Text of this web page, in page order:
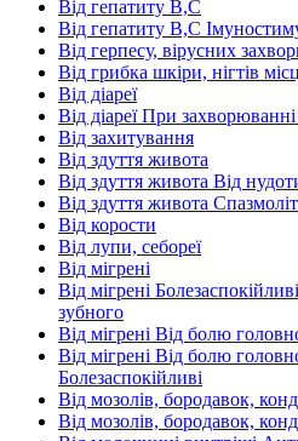
Від гепатиту В,С
Від гепатиту В,С
Від герпесу, вірусних
Від грибка шкіри, нігтів
Від діареї
Від діареї При
Від захитування
Від здуття живота
Від здуття живота Від
Від здуття живота
Від корости
Від лупи, себореї
Від мігрені
Від мігрені
зубного
Від мігрені Від болю
Від мігрені Від болю
Болезаспокійливі
Від мозолів, бородавок,
Від мозолів, бородавок,